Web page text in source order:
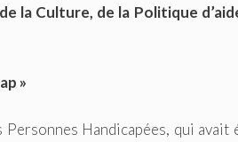
la Culture, de la Politique
»
Handicapées, qui